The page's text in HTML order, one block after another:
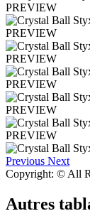
PREVIEW
PREVIEW
PREVIEW
PREVIEW
PREVIEW
PREVIEW
Previous Next
Copyright: © All
Autres